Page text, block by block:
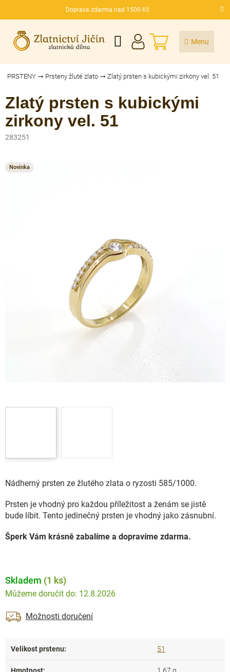
Doprava zdarma nad 1500 Kč
CZK
NÁKUPNÍ
KOŠÍK
PRSTENY Prsteny žluté zlato Zlatý prsten s kubickými zirkony vel. 51
Zlatý prsten s kubickými
zirkony vel. 51
283251
Novinka
Nádherný prsten ze žlutého zlata o ryzosti 585/1000.
Prsten je vhodný pro každou příležitost a ženám se jistě
bude líbit. Tento jedinečný prsten je vhodný jako zásnubní.
Šperk Vám krásně zabalíme a dopravíme zdarma.
Skladem (1 ks)
12.8.2026
Možnosti doručení
Velikost prstenu: 51